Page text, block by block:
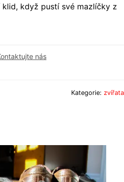
když pustí své mazlíčky z
nás
Kategorie: zvířata